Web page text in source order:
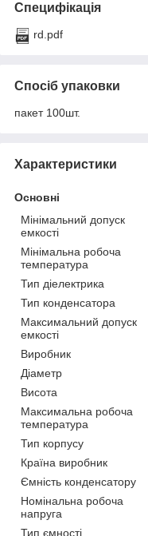
Специфікація
rd.pdf
Спосіб упаковки
пакет 100шт.
Характеристики
Основні
Мінімальний допуск
емкості
Мінімальна робоча
температура
Тип діелектрика
Тип конденсатора
Максимальний допуск
емкості
Виробник
Діаметр
Висота
Максимальна робоча
температура
Тип корпусу
Країна виробник
Ємність конденсатору
Номінальна робоча
напруга
Тип ємності